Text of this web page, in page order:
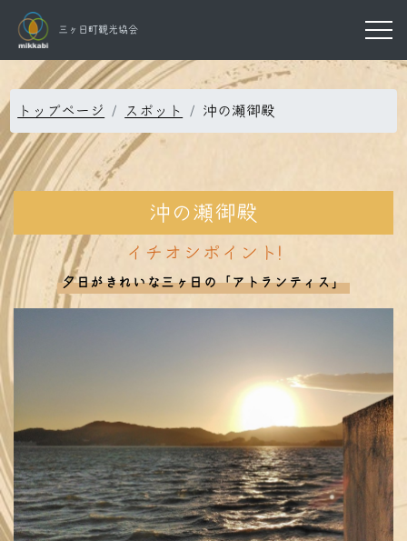
三ヶ日町観光協会
トップページ スポット 沖の瀬御殿
沖の瀬御殿
イチオシポイント!
夕日がきれいな三ヶ日の「アトランティス」